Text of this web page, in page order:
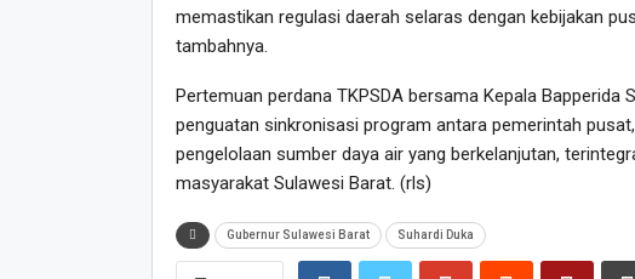
memastikan regulasi daerah selaras dengan kebijakan
tambahnya.
Pertemuan perdana TKPSDA bersama Kepala Bapperida
penguatan sinkronisasi program antara pemerintah
pengelolaan sumber daya air yang berkelanjutan,
masyarakat Sulawesi Barat. (rls)
Gubernur Sulawesi Barat Suhardi Duka